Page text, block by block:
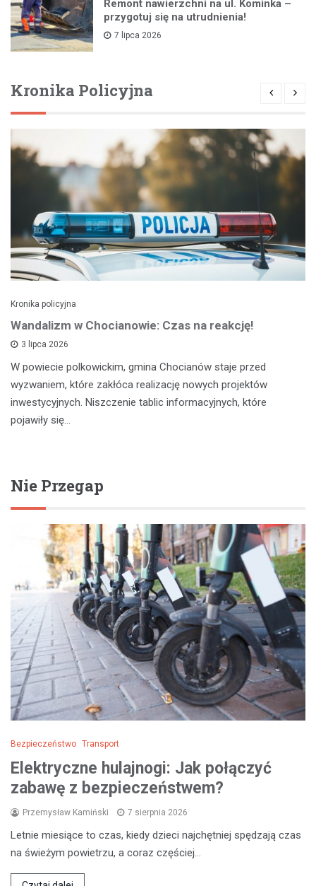
Remont nawierzchni na ul. Kominka –
przygotuj się na utrudnienia!
7 lipca 2026
Kronika Policyjna
Kronika policyjna
Wandalizm w Chocianowie: Czas na reakcję!
3 lipca 2026
W powiecie polkowickim, gmina Chocianów staje przed
wyzwaniem, które zakłóca realizację nowych projektów
inwestycyjnych. Niszczenie tablic informacyjnych, które
pojawiły się…
Nie Przegap
Bezpieczeństwo Transport
Elektryczne hulajnogi: Jak połączyć
zabawę z bezpieczeństwem?
Przemysław Kamiński 7 sierpnia 2026
Letnie miesiące to czas, kiedy dzieci najchętniej spędzają czas
na świeżym powietrzu, a coraz częściej…